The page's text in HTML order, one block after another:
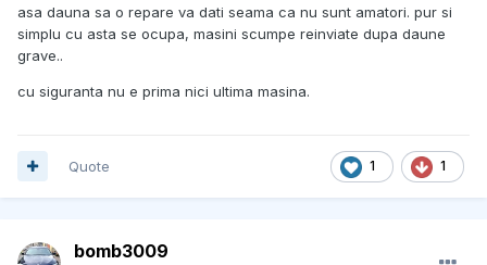
asa dauna sa o repare va dati seama ca nu sunt amatori. pur si
simplu cu asta se ocupa, masini scumpe reinviate dupa daune
grave..
cu siguranta nu e prima nici ultima masina.
1 1
Quote
bomb3009